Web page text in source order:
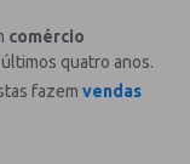
comércio
quatro anos.
fazem vendas